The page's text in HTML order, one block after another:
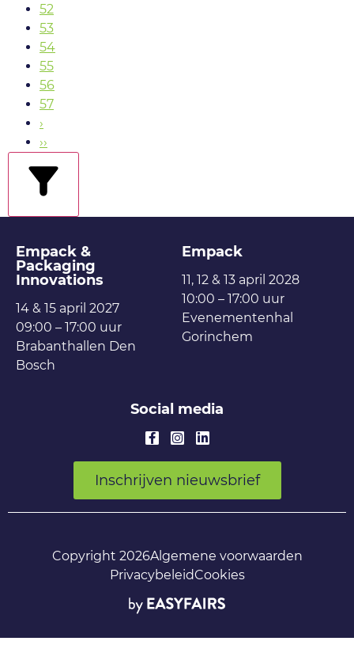
52
53
54
55
56
57
›
››
Empack &
Packaging
Innovations
14 & 15 april 2027
09:00 – 17:00 uur
Brabanthallen Den
Bosch
Empack
11, 12 & 13 april 2028
10:00 – 17:00 uur
Evenementenhal
Gorinchem
Social media
Inschrijven nieuwsbrief
Copyright 2026Algemene voorwaarden
PrivacybeleidCookies